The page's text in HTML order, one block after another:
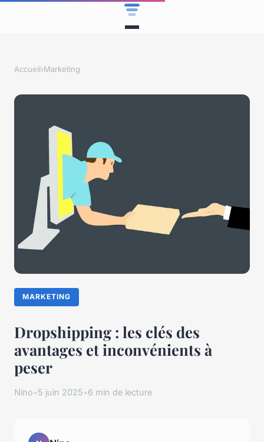
Accueil›Marketing
MARKETING
Dropshipping : les clés des
avantages et inconvénients à
peser
Nino•5 juin 2025•6 min de lecture